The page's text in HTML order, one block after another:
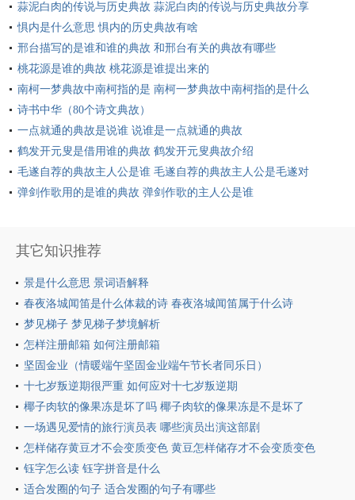
蒜泥白肉的传说与历史典故 蒜泥白肉的传说与历史典故分享
惧内是什么意思 惧内的历史典故有啥
邢台描写的是谁和谁的典故 和邢台有关的典故有哪些
桃花源是谁的典故 桃花源是谁提出来的
南柯一梦典故中南柯指的是 南柯一梦典故中南柯指的是什么
诗书中华（80个诗文典故）
一点就通的典故是说谁 说谁是一点就通的典故
鹤发开元叟是借用谁的典故 鹤发开元叟典故介绍
毛遂自荐的典故主人公是谁 毛遂自荐的典故主人公是毛遂对
吗
弹剑作歌用的是谁的典故 弹剑作歌的主人公是谁
其它知识推荐
景是什么意思 景词语解释
春夜洛城闻笛是什么体裁的诗 春夜洛城闻笛属于什么诗
梦见梯子 梦见梯子梦境解析
怎样注册邮箱 如何注册邮箱
坚固金业（情暖端午坚固金业端午节长者同乐日）
十七岁叛逆期很严重 如何应对十七岁叛逆期
椰子肉软的像果冻是坏了吗 椰子肉软的像果冻是不是坏了
一场遇见爱情的旅行演员表 哪些演员出演这部剧
怎样储存黄豆才不会变质变色 黄豆怎样储存才不会变质变色
钰字怎么读 钰字拼音是什么
适合发圈的句子 适合发圈的句子有哪些